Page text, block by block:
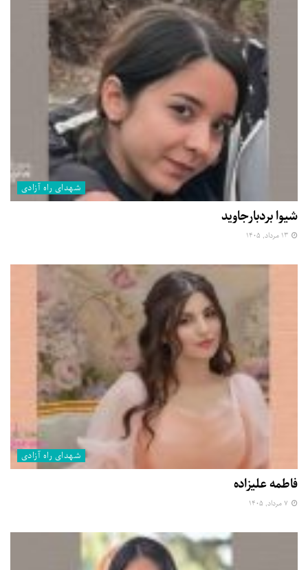
شهدای راه آزادی
شیوا بردبارجاوید
شهدای راه آزادی
فاطمه علیزاده